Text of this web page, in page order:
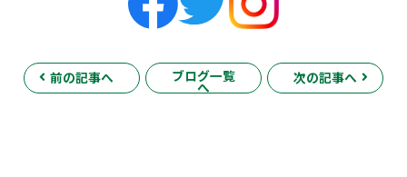
前の記事へ ブログ一覧
へ
次の記事へ